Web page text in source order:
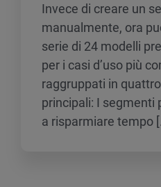
Invece di creare un
manualmente, ora
serie di 24 modelli
per i casi d’uso più
raggruppati in
principali: I segmenti
a risparmiare tempo